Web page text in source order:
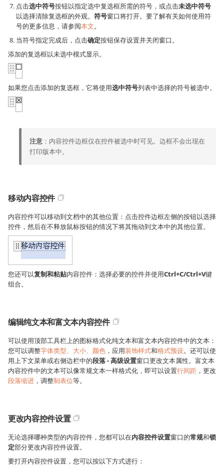
点击选中符号按钮以指定选中复选框所需的符号，或点击未选中符号
以选择清除复选框的外观。 符号窗口将打开。要了解有关如何使用符
号的更多信息，请参阅本文。
当符号指定完成后，点击确定按钮保存设置并关闭窗口。
添加的复选框以未选中模式显示。
如果您点击添加的复选框，它将使用选中符号列表中选择的符号被选中。
注意 ：内容控件边框仅在控件被选中时可见。边框不会出现在
打印版本中。
移动内容控件
内容控件可以移动到文档中的其他位置：点击控件边框左侧的按钮以选择
控件，然后在不释放鼠标按钮的情况下将其拖动到文本中的其他位置。
您还可以复制和粘贴内容控件：选择必要的控件并使用Ctrl+C/Ctrl+V键
组合。
编辑纯文本和富文本内容控件
可以使用顶部工具栏上的图标格式化纯文本和富文本内容控件中的文本：
您可以调整字体类型、大小、颜色 ，应用装饰样式和格式预设。还可以使
用上下文菜单或右侧边栏中的段落 - 高级设置窗口更改文本属性。富文本
内容控件中的文本可以像常规文本一样格式化，即可以设置行间距 ，更改
段落缩进 ，调整制表位等。
更改内容控件设置
无论选择哪种类型的内容控件，您都可以在内容控件设置窗口的常规和锁
定部分更改内容控件设置。
要打开内容控件设置，您可以按以下方式进行：